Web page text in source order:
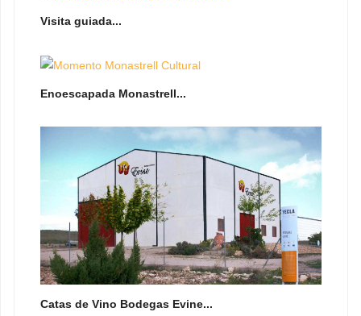
Visita guiada...
Enoescapada Monastrell...
Catas de Vino Bodegas Evine...